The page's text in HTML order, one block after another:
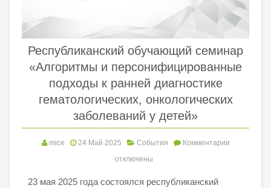
Республиканский обучающий семинар
«Алгоритмы и персонифицированные
подходы к ранней диагностике
гематологических, онкологических
заболеваний у детей»
mice 24 Май 2025 События
Комментарии
отключены
23 мая 2025 года состоялся республиканский